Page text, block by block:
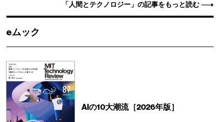
「人間とテクノロジー」の記事をもっと読む
eムック
AIの10大潮流［2026年版］